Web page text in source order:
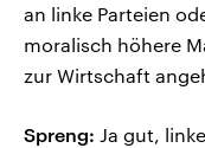
an linke Parteien
moralisch höhere
zur Wirtschaft
Spreng: Ja gut,